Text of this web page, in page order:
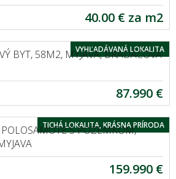
40.00 € za m2
VYHĽADÁVANÁ LOKALITA
EXKLUZÍVNE
BYT, 58M2, MYJAVA, BRADÁČOVA
87.990 €
TICHÁ LOKALITA, KRÁSNA PRÍRODA
EXKLUZÍVNE
S POZEMKOM,
159.990 €